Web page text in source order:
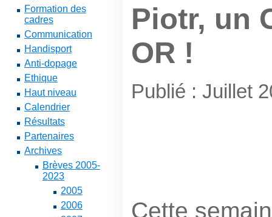
Formation des
cadres
Communication
Handisport
Anti-dopage
Ethique
Haut niveau
Calendrier
Résultats
Partenaires
Archives
Brèves 2005-
2023
2005
2006
Piotr, un
OR !
Publié : Juillet
Cette